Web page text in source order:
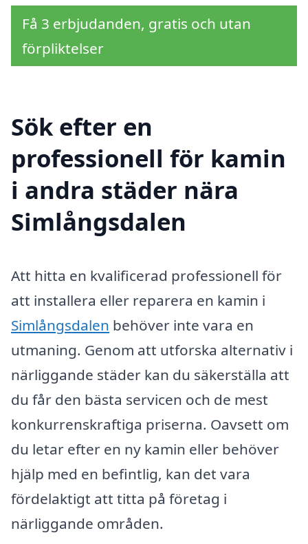
Få 3 erbjudanden, gratis och utan
förpliktelser
Sök efter en
professionell för kamin
i andra städer nära
Simlångsdalen
Att hitta en kvalificerad professionell för
att installera eller reparera en kamin i
Simlångsdalen behöver inte vara en
utmaning. Genom att utforska alternativ i
närliggande städer kan du säkerställa att
du får den bästa servicen och de mest
konkurrenskraftiga priserna. Oavsett om
du letar efter en ny kamin eller behöver
hjälp med en befintlig, kan det vara
fördelaktigt att titta på företag i
närliggande områden.